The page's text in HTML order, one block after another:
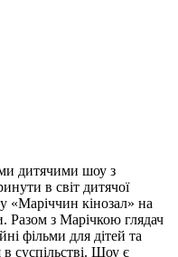
дитячими шоу з
в світ дитячої
«Маріччин кінозал» на
Разом з Марічкою глядач
фільми для дітей та
суспільстві. Шоу є